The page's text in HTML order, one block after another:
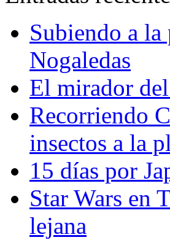
Subiendo a la
Nogaledas
El mirador
Recorriendo
insectos a la
15 días por
Star Wars en
lejana